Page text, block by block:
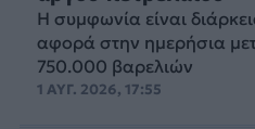
Η συμφωνία είναι
αφορά στην ημερήσια
750.000 βαρελιών
1 ΑΥΓ. 2026, 17:55